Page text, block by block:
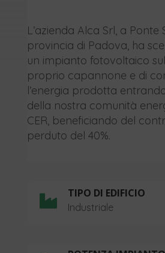
L’azienda Alca Srl, a Ponte
provincia di Padova, ha
un impianto fotovoltaico
proprio capannone e di
l’energia prodotta
della nostra comunità
CER, beneficiando del
perduto del 40%.
 TIPO DI EDIFICIO
Industriale